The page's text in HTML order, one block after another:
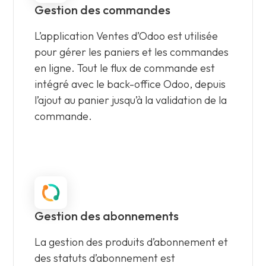
Gestion des commandes
L’application Ventes d’Odoo est utilisée
pour gérer les paniers et les commandes
en ligne. Tout le flux de commande est
intégré avec le back-office Odoo, depuis
l’ajout au panier jusqu’à la validation de la
commande.
Gestion des abonnements
La gestion des produits d’abonnement et
des statuts d’abonnement est